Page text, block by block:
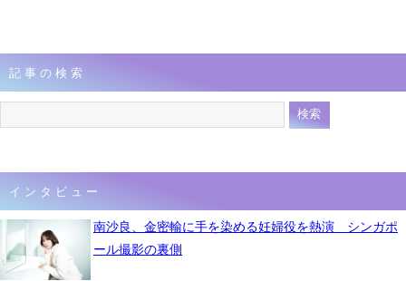
記事の検索
インタビュー
南沙良、金密輸に手を染める妊婦役を熱演 シンガポ
ール撮影の裏側